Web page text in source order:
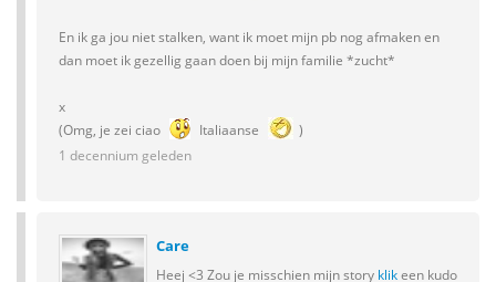
En ik ga jou niet stalken, want ik moet mijn pb nog afmaken en
dan moet ik gezellig gaan doen bij mijn familie *zucht*
x
(Omg, je zei ciao
Italiaanse
)
1 decennium geleden
Care
Heej <3 Zou je misschien mijn story klikeen kudo